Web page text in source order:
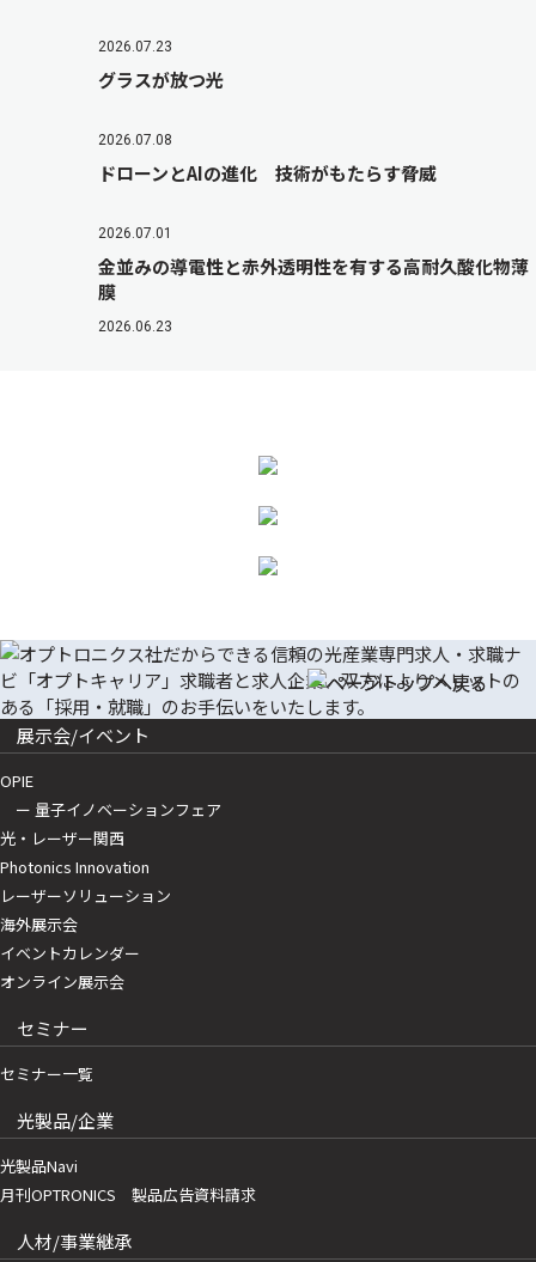
2026.07.23
グラスが放つ光
2026.07.08
ドローンとAIの進化 技術がもたらす脅威
2026.07.01
金並みの導電性と赤外透明性を有する高耐久酸化物薄
膜
2026.06.23
展示会/イベント
OPIE
ー 量子イノベーションフェア
光・レーザー関西
Photonics Innovation
レーザーソリューション
海外展示会
イベントカレンダー
オンライン展示会
セミナー
セミナー一覧
光製品/企業
光製品Navi
月刊OPTRONICS 製品広告資料請求
人材/事業継承